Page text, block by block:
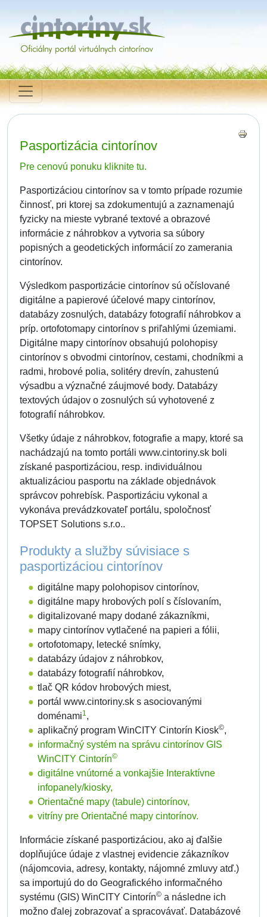
Pasportizácia cintorínov
Pre cenovú ponuku kliknite tu.
Pasportizáciou cintorínov sa v tomto prípade rozumie
činnosť, pri ktorej sa zdokumentujú a zaznamenajú
fyzicky na mieste vybrané textové a obrazové
informácie z náhrobkov a vytvoria sa súbory
popisných a geodetických informácií zo zamerania
cintorínov.
Výsledkom pasportizácie cintorínov sú očíslované
digitálne a papierové účelové mapy cintorínov,
databázy zosnulých, databázy fotografií náhrobkov a
príp. ortofotomapy cintorínov s priľahlými územiami.
Digitálne mapy cintorínov obsahujú polohopisy
cintorínov s obvodmi cintorínov, cestami, chodníkmi a
radmi, hrobové polia, solitéry drevín, zahustenú
výsadbu a význačné záujmové body. Databázy
textových údajov o zosnulých sú vyhotovené z
fotografií náhrobkov.
Všetky údaje z náhrobkov, fotografie a mapy, ktoré sa
nachádzajú na tomto portáli www.cintoriny.sk boli
získané pasportizáciou, resp. individuálnou
aktualizáciou pasportu na základe objednávok
správcov pohrebísk. Pasportizáciu vykonal a
vykonáva prevádzkovateľ portálu, spoločnosť
TOPSET Solutions s.r.o..
Produkty a služby súvisiace s
pasportizáciou cintorínov
digitálne mapy polohopisov cintorínov,
digitálne mapy hrobových polí s číslovaním,
digitalizované mapy dodané zákazníkmi,
mapy cintorínov vytlačené na papieri a fólii,
ortofotomapy, letecké snímky,
databázy údajov z náhrobkov,
databázy fotografií náhrobkov,
tlač QR kódov hrobových miest,
portál www.cintoriny.sk s asociovanými
doménami1,
aplikačný program WinCITY Cintorín Kiosk©,
informačný systém na správu cintorínov GIS
WinCITY Cintorín©
digitálne vnútorné a vonkajšie Interaktívne
infopanely/kiosky,
Orientačné mapy (tabule) cintorínov,
vitríny pre Orientačné mapy cintorínov.
Informácie získané pasportizáciou, ako aj ďalšie
doplňujúce údaje z vlastnej evidencie zákazníkov
(nájomcovia, adresy, kontakty, nájomné zmluvy atď.)
sa importujú do do Geografického informačného
systému (GIS) WinCITY Cintorín© a následne ich
možno ďalej zobrazovať a spracovávať. Databázové